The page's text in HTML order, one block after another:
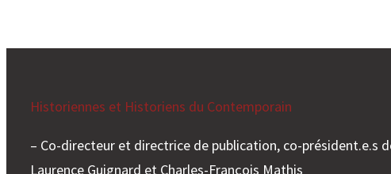
Historiennes et Historiens du Contemporain
– Co-directeur et directrice de publication, co-président.e.s
Laurence Guignard et Charles-François Mathis